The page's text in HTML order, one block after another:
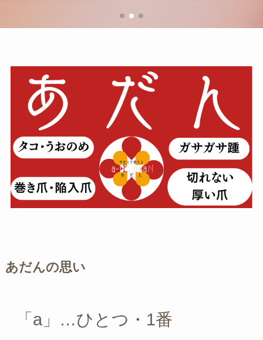
あだんの思い
「a」…ひとつ・1番